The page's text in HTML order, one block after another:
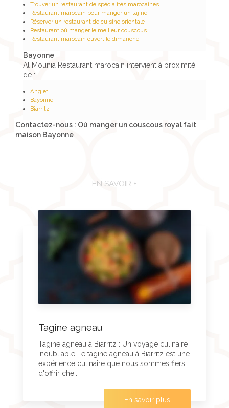
Trouver un restaurant de spécialités marocaines
Restaurant marocain pour manger un tajine
Réserver un restaurant de cuisine orientale
Restaurant où manger le meilleur couscous
Restaurant marocain ouvert le dimanche
Bayonne
Al Mounia Restaurant marocain intervient à proximité
de :
Anglet
Bayonne
Biarritz
Contactez-nous : Où manger un couscous royal fait
maison Bayonne
EN SAVOIR +
Tagine agneau
Tagine agneau à Biarritz : Un voyage culinaire
inoubliable Le tagine agneau à Biarritz est une
expérience culinaire que nous sommes fiers
d'offrir che...
En savoir plus